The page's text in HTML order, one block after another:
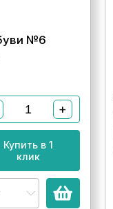
№6
+
Купить в 1
клик